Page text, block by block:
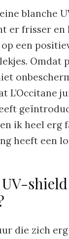
blanche
er frisser
een
Omdat
L’Occitane
ik heel erg
heeft een
shield
die zich